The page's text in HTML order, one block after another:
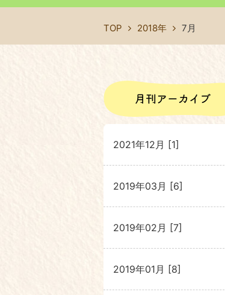
TOP 2018年 7月
2021年12月 [1]
2019年03月 [6]
2019年02月 [7]
2019年01月 [8]